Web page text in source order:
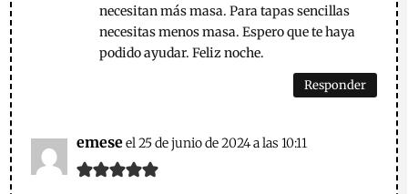
necesitan más masa. Para tapas sencillas
necesitas menos masa. Espero que te haya
podido ayudar. Feliz noche.
Responder
emeseel 25 de junio de 2024 a las 10:11